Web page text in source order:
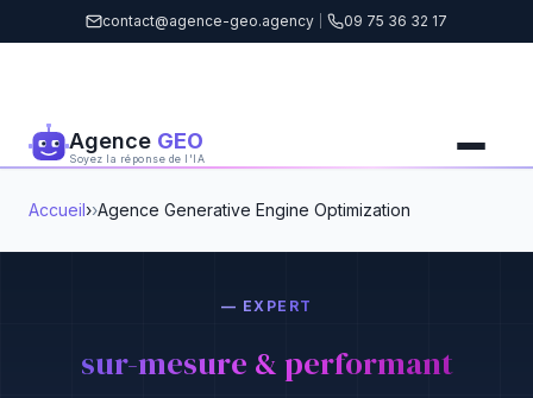
contact@agence-geo.agency 09 75 36 32 17
Agence GEO
Soyez la réponse de l'IA
Accueil› Agence Generative Engine Optimization
— EXPERT
sur-mesure & performant